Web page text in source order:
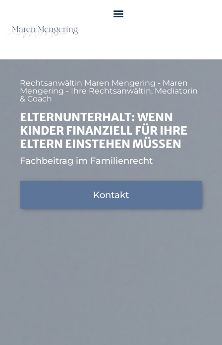
Rechtsanwältin Maren Mengering - Maren
Mengering - Ihre Rechtsanwältin, Mediatorin
& Coach
ELTERNUNTERHALT: WENN
KINDER FINANZIELL FÜR IHRE
ELTERN EINSTEHEN MÜSSEN
Fachbeitrag im Familienrecht
Kontakt